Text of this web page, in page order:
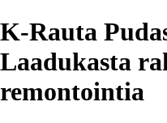
K-Rauta
Laadukasta
remontointia